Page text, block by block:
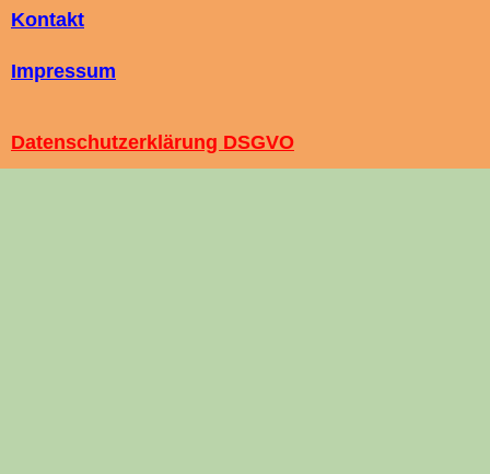
Kontakt
Impressum
Datenschutzerklärung DSGVO